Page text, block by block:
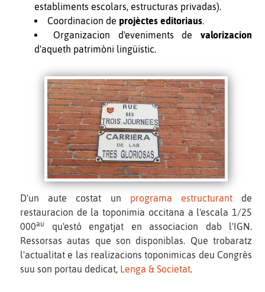
establiments escolars, estructuras privadas).
Coordinacion de projèctes editoriaus.
Organizacion d'eveniments de valorizacion
d'aqueth patrimòni lingüistic.
D'un aute costat un programa estructurantde
restauracion de la toponimia occitana a l'escala 1/25
000au
qu'estó engatjat en associacion dab l'IGN.
Ressorsas autas que son disponiblas. Que trobaratz
l'actualitat e las realizacions toponimicas deu Congrès
suu son portau dedicat, Lenga & Societat.